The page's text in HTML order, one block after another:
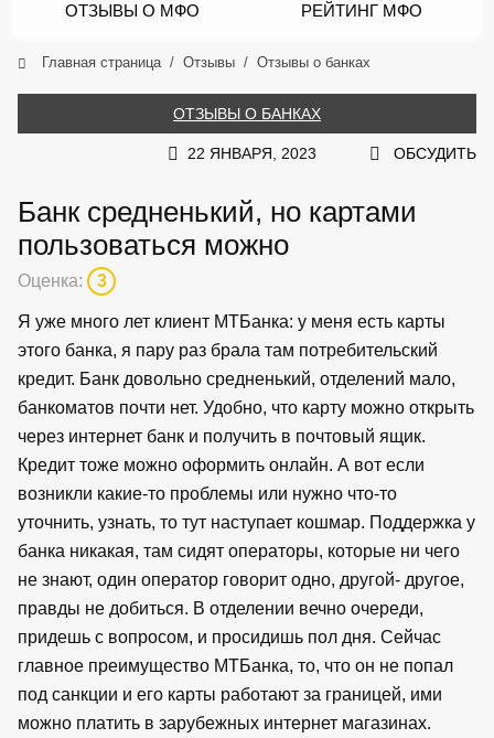
ОТЗЫВЫ О МФО РЕЙТИНГ МФО
Главная страница Отзывы Отзывы о банках
ОТЗЫВЫ О БАНКАХ
22 ЯНВАРЯ, 2023 ОБСУДИТЬ
Банк средненький, но картами
пользоваться можно
Оценка: 3
Я уже много лет клиент МТБанка: у меня есть карты
этого банка, я пару раз брала там потребительский
кредит. Банк довольно средненький, отделений мало,
банкоматов почти нет. Удобно, что карту можно открыть
через интернет банк и получить в почтовый ящик.
Кредит тоже можно оформить онлайн. А вот если
возникли какие-то проблемы или нужно что-то
уточнить, узнать, то тут наступает кошмар. Поддержка у
банка никакая, там сидят операторы, которые ни чего
не знают, один оператор говорит одно, другой- другое,
правды не добиться. В отделении вечно очереди,
придешь с вопросом, и просидишь пол дня. Сейчас
главное преимущество МТБанка, то, что он не попал
под санкции и его карты работают за границей, ими
можно платить в зарубежных интернет магазинах.